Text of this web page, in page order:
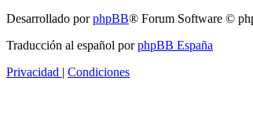
Desarrollado porphpBB® Forum Software ©
Traducción al español porphpBB España
Privacidad | Condiciones